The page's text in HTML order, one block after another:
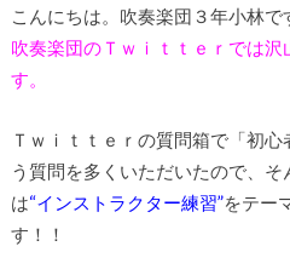
こんにちは。吹奏楽団３年小林で
吹奏楽団のＴｗｉｔｔｅｒでは
す。
Ｔｗｉｔｔｅｒの質問箱で「初
う質問を多くいただいたので、
は“インストラクター練習”をテー
す！！